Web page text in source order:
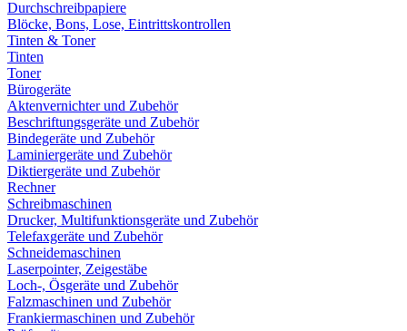
Durchschreibpapiere
Blöcke, Bons, Lose, Eintrittskontrollen
Tinten & Toner
Tinten
Toner
Bürogeräte
Aktenvernichter und Zubehör
Beschriftungsgeräte und Zubehör
Bindegeräte und Zubehör
Laminiergeräte und Zubehör
Diktiergeräte und Zubehör
Rechner
Schreibmaschinen
Drucker, Multifunktionsgeräte und Zubehör
Telefaxgeräte und Zubehör
Schneidemaschinen
Laserpointer, Zeigestäbe
Loch-, Ösgeräte und Zubehör
Falzmaschinen und Zubehör
Frankiermaschinen und Zubehör